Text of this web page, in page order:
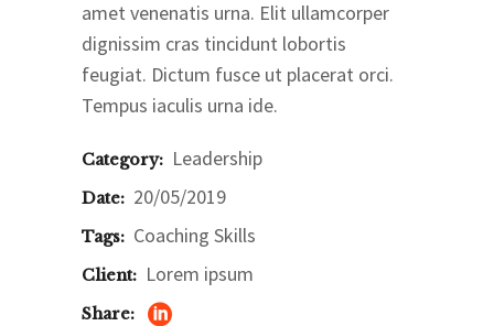
amet venenatis urna. Elit ullamcorper
dignissim cras tincidunt lobortis
feugiat. Dictum fusce ut placerat orci.
Tempus iaculis urna ide.
Category: Leadership
Date: 20/05/2019
Tags: Coaching Skills
Client: Lorem ipsum
Share: